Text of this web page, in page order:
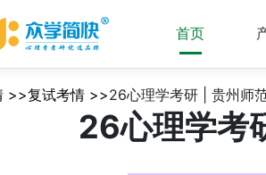
首页
>>复试考情 >>26心理学考研 | 贵州师
26心理学考